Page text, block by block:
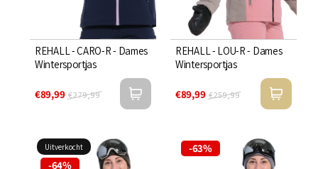
REHALL - CARO-R - Dames
Wintersportjas
€89,99 €279,99
REHALL - LOU-R - Dames
Wintersportjas
€89,99 €259,99
Uitverkocht
-64%
-63%